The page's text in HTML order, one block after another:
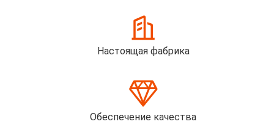
Настоящая фабрика
Обеспечение качества